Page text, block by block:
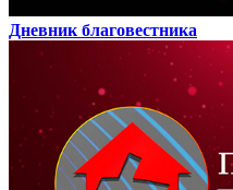
Дневник благовестника